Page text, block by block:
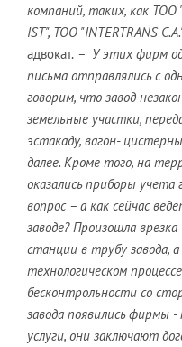
компаний, таких, как ТОО
IST", ТОО "INTERTRANS
адвокат. – У этих фирм
письма отправлялись с
говорим, что завод
земельные участки,
эстакаду, вагон-
далее. Кроме того, на
оказались приборы
вопрос – а как сейчас
заводе? Произошла
станции в трубу завода,
технологическом
бесконтрольности со
завода появились фирмы -
услуги, они заключают